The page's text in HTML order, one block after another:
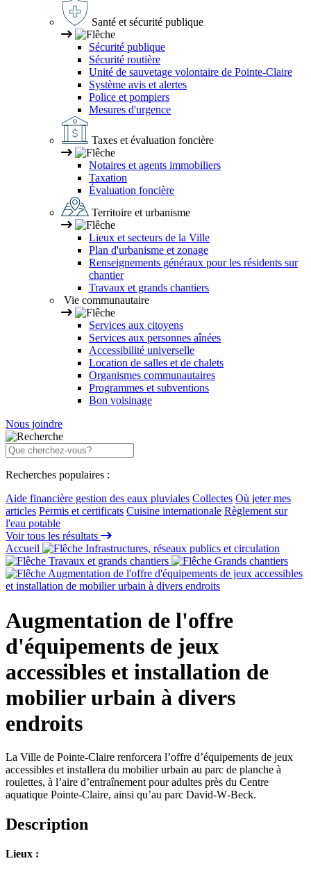
Santé et sécurité publique
Sécurité publique
Sécurité routière
Unité de sauvetage volontaire de Pointe-Claire
Système avis et alertes
Police et pompiers
Mesures d'urgence
Taxes et évaluation foncière
Notaires et agents immobiliers
Taxation
Évaluation foncière
Territoire et urbanisme
Lieux et secteurs de la Ville
Plan d'urbanisme et zonage
Renseignements généraux pour les résidents sur
chantier
Travaux et grands chantiers
Vie communautaire
Services aux citoyens
Services aux personnes aînées
Accessibilité universelle
Location de salles et de chalets
Organismes communautaires
Programmes et subventions
Bon voisinage
Nous joindre
Recherches populaires :
Aide financière gestion des eaux pluviales Collectes Où jeter mes
articles Permis et certificats Cuisine internationale Règlement sur
l'eau potable
Voir tous les résultats
Accueil
Infrastructures, réseaux publics et circulation
Travaux et grands chantiers
Grands chantiers
Augmentation de l'offre d'équipements de jeux accessibles
et installation de mobilier urbain à divers endroits
Augmentation de l'offre
d'équipements de jeux
accessibles et installation de
mobilier urbain à divers
endroits
La Ville de Pointe-Claire renforcera l’offre d’équipements de jeux
accessibles et installera du mobilier urbain au parc de planche à
roulettes, à l’aire d’entraînement pour adultes près du Centre
aquatique Pointe-Claire, ainsi qu’au parc David‑W‑Beck.
Description
Lieux :